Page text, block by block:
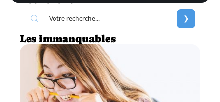
Les immanquables